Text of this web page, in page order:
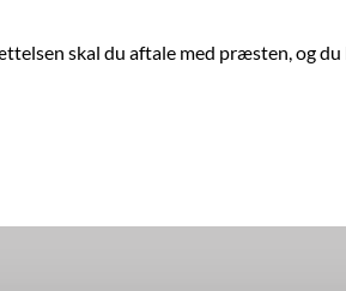
skal du aftale med præsten, og du